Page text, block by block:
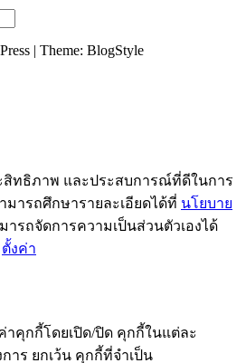
| Theme: BlogStyle
สิทธิภาพ และประสบการณ์ที่ดีในการ
ารถศึกษารายละเอียดได้ที่ นโยบาย
ารถจัดการความเป็นส่วนตัวเองได้
ตั้งค่า
คุกกี้โดยเปิด/ปิด คุกกี้ในแต่ละ
าร ยกเว้น คุกกี้ที่จำเป็น